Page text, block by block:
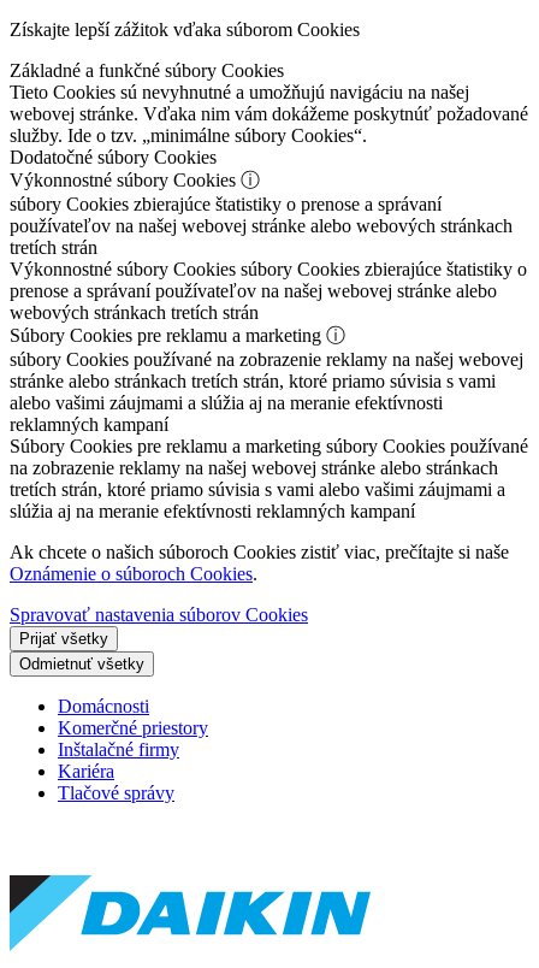
Získajte lepší zážitok vďaka súborom Cookies
Základné a funkčné súbory Cookies
Tieto Cookies sú nevyhnutné a umožňujú navigáciu na našej
webovej stránke. Vďaka nim vám dokážeme poskytnúť požadované
služby. Ide o tzv. „minimálne súbory Cookies“.
Dodatočné súbory Cookies
Výkonnostné súbory Cookies ⓘ
súbory Cookies zbierajúce štatistiky o prenose a správaní
používateľov na našej webovej stránke alebo webových stránkach
tretích strán
Výkonnostné súbory Cookies súbory Cookies zbierajúce štatistiky o
prenose a správaní používateľov na našej webovej stránke alebo
webových stránkach tretích strán
Súbory Cookies pre reklamu a marketing ⓘ
súbory Cookies používané na zobrazenie reklamy na našej webovej
stránke alebo stránkach tretích strán, ktoré priamo súvisia s vami
alebo vašimi záujmami a slúžia aj na meranie efektívnosti
reklamných kampaní
Súbory Cookies pre reklamu a marketing súbory Cookies používané
na zobrazenie reklamy na našej webovej stránke alebo stránkach
tretích strán, ktoré priamo súvisia s vami alebo vašimi záujmami a
slúžia aj na meranie efektívnosti reklamných kampaní
Ak chcete o našich súboroch Cookies zistiť viac, prečítajte si naše
Oznámenie o súboroch Cookies.
Spravovať nastavenia súborov Cookies
Prijať všetky
Odmietnuť všetky
Domácnosti
Komerčné priestory
Inštalačné firmy
Kariéra
Tlačové správy